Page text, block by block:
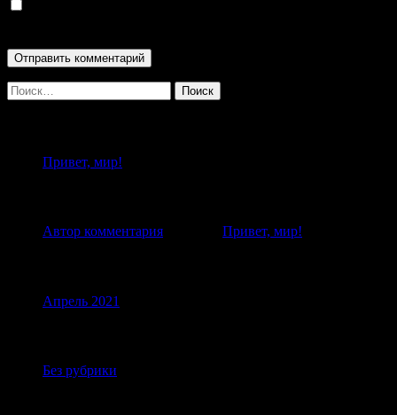
Найти:
Привет, мир!
Автор комментария Привет, мир!
Апрель 2021
Без рубрики